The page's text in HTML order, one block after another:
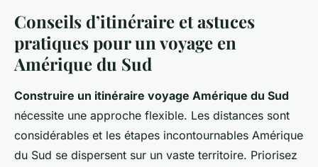
Conseils d’itinéraire et astuces
pratiques pour un voyage en
Amérique du Sud
Construire un itinéraire voyage Amérique du Sud
nécessite une approche flexible. Les distances sont
considérables et les étapes incontournables Amérique
du Sud se dispersent sur un vaste territoire. Priorisez